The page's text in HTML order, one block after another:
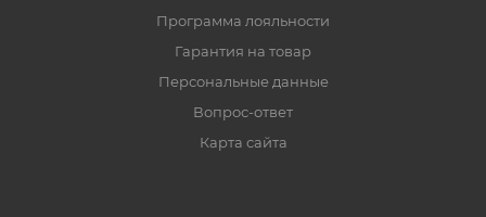
Программа лояльности
Гарантия на товар
Персональные данные
Вопрос-ответ
Карта сайта